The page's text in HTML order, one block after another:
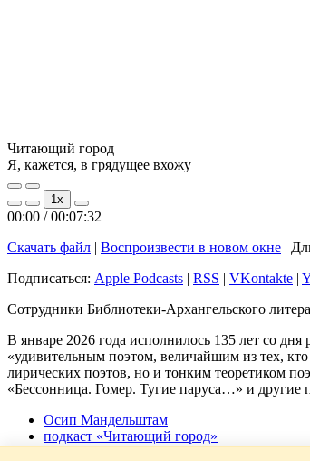
Читающий город
Я, кажется, в грядущее вхожу
Play
Episode
Pause
Episode
1x
00:00 / 00:07:32
Скачать файл | Воспроизвести в новом окне |
Подписаться: Apple Podcasts | RSS | VKontakte |
Сотрудники Библиотеки-Архангельского
В январе 2026 года исполнилось 135 лет со
«удивительным поэтом, величайшим из тех,
лирических поэтов, но и тонким теоретиком
«Бессонница. Гомер. Тугие паруса…» и другие
Осип Мандельштам
подкаст «Читающий город»
русская поэзия